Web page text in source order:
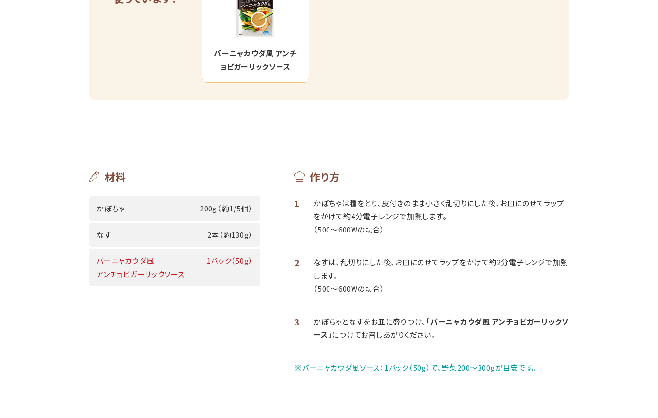
バーニャカウダ風 アンチ
ョビガーリックソース
材料
かぼちゃ 200g（約1/5個）
なす 2本（約130g）
バーニャカウダ風
アンチョビガーリックソース
1パック（50g）
作り方
1
かぼちゃは種をとり、皮付きのまま小さく乱切りにした後、お皿にのせてラップ
をかけて約4分電子レンジで加熱します。
（500～600Wの場合）
2
なすは、乱切りにした後、お皿にのせてラップをかけて約2分電子レンジで加熱
します。
（500～600Wの場合）
3 かぼちゃとなすをお皿に盛りつけ、 「バーニャカウダ風 アンチョビガーリックソ
ース」につけてお召しあがりください。
※バーニャカウダ風ソース：1パック（50g）で、野菜200～300gが目安です。